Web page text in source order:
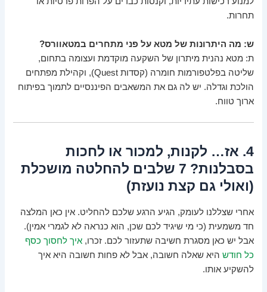
תחרות.
ש: מה היתרונות של מטא על פני מתחרים במטאוורס?
ת: מטא נהנית מיתרון של השקעה מוקדמת ועצומה בתחום,
שליטה בפלטפורמות חומרה (קסדות Quest), וקהילת מפתחים
הולכת וגדלה. יש לה גם את המשאבים הפיננסיים לתמוך בפיתוח
ארוך טווח.
4. אז… לקנות, למכור או לחכות
בסבלנות? 7 שלבים להחלטה מושכלת
(ואולי גם קצת נועזת)
אחרי שצללנו לעומק, הגיע הרגע שלכם להחליט. אין כאן המלצה
חד משמעית (כי מי שיגיד לכם שכן, הוא כנראה לא לגמרי אמין).
אבל יש כאן מסגרת חשיבה שתעזור לכם. זכרו,איך לחסוך כסף
כל חודש היא שאלה חשובה, אבל לא פחות חשובה היא איך
להשקיע אותו.